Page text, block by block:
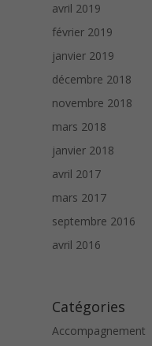
avril 2019
février 2019
janvier 2019
décembre 2018
novembre 2018
mars 2018
janvier 2018
avril 2017
mars 2017
septembre 2016
avril 2016
Catégories
Accompagnement